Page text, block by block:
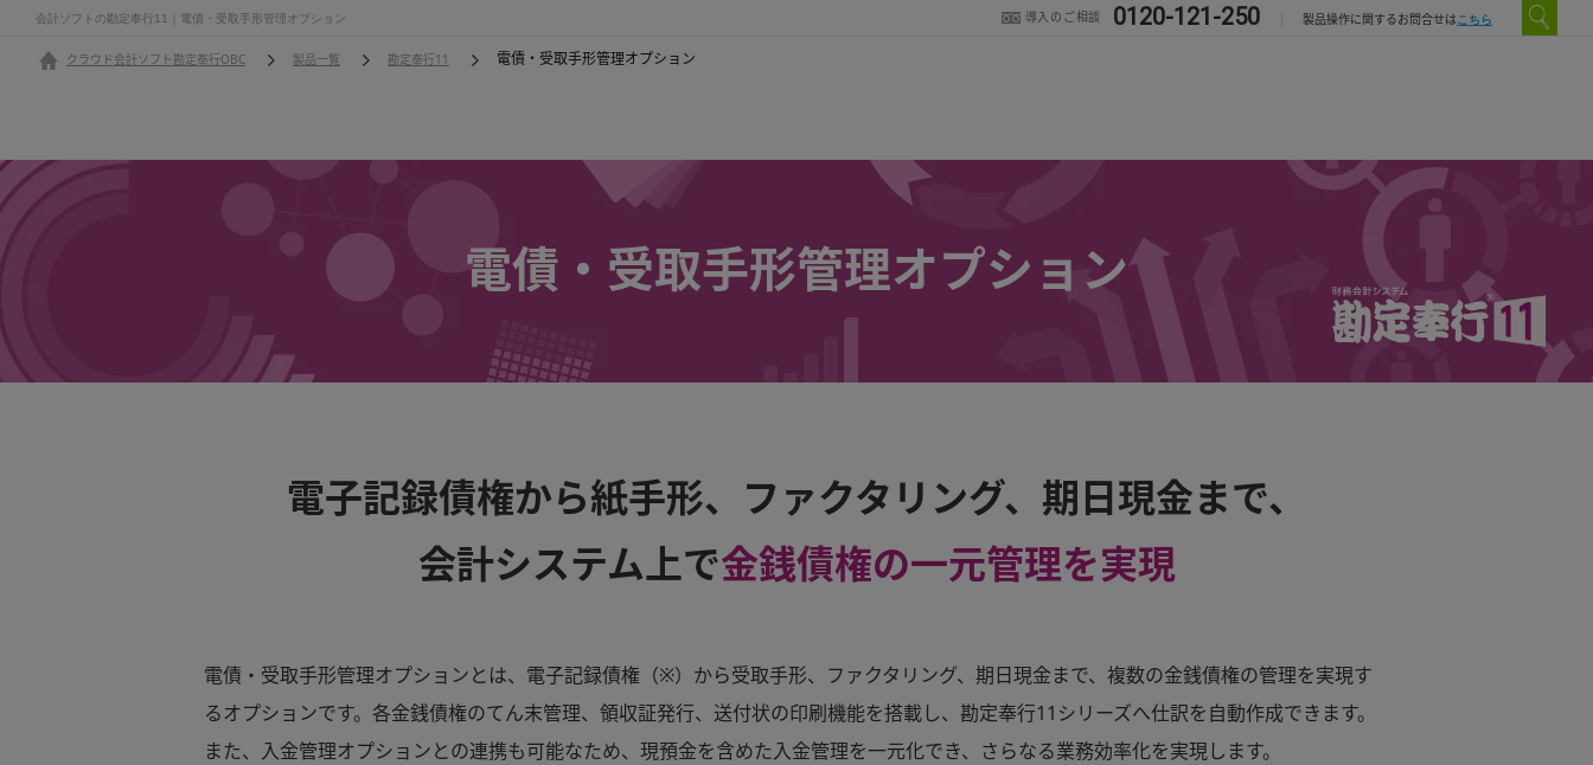
会計ソフトの勘定奉行11｜電債・受取手形管理オプション 導入のご相談 0120-121-250 製品操作に関するお問合せは こちら
クラウド会計ソフト勘定奉行OBC 製品一覧 勘定奉行11 電債・受取手形管理オプション
電債・受取手形管理オプション
電子記録債権から紙手形、ファクタリング、期日現金まで、
会計システム上で金銭債権の一元管理を実現
電債・受取手形管理オプションとは、電子記録債権（※）から受取手形、ファクタリング、期日現金まで、複数の金銭債権の管理を実現す
るオプションです。各金銭債権のてん末管理、領収証発行、送付状の印刷機能を搭載し、勘定奉行11シリーズへ仕訳を自動作成できます。
また、入金管理オプションとの連携も可能なため、現預金を含めた入金管理を一元化でき、さらなる業務効率化を実現します。